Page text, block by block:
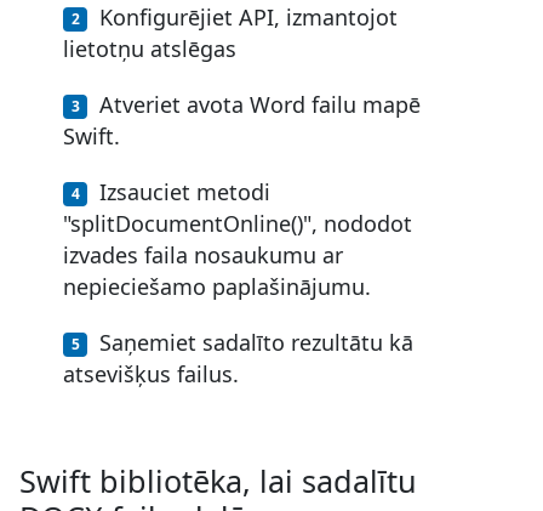
Konfigurējiet API, izmantojot
lietotņu atslēgas
Atveriet avota Word failu mapē
Swift.
Izsauciet metodi
"splitDocumentOnline()", nododot
izvades faila nosaukumu ar
nepieciešamo paplašinājumu.
Saņemiet sadalīto rezultātu kā
atsevišķus failus.
Swift bibliotēka, lai sadalītu